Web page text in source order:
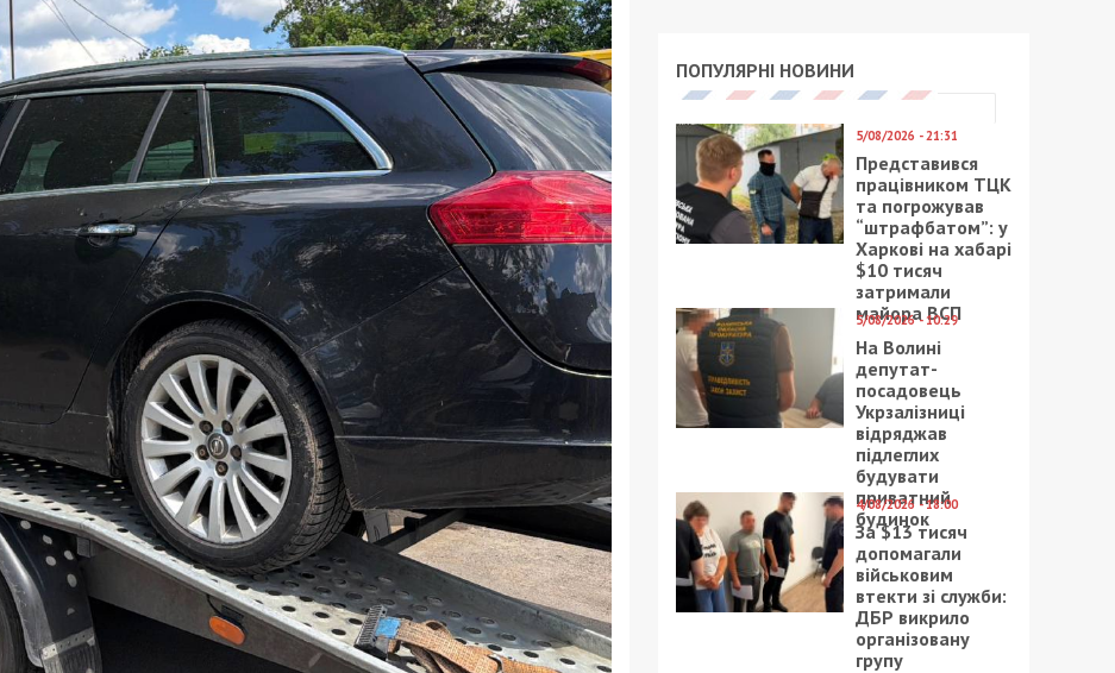
ПОПУЛЯРНІ НОВИНИ
5/08/2026 - 21:31
Представився
працівником ТЦК
та погрожував
“штрафбатом”: у
Харкові на хабарі
$10 тисяч
затримали
майора ВСП
5/08/2026 - 10:29
На Волині
депутат-
посадовець
Укрзалізниці
відряджав
підлеглих
будувати
приватний
будинок
4/08/2026 - 18:00
За $13 тисяч
допомагали
військовим
втекти зі служби:
ДБР викрило
організовану
групу